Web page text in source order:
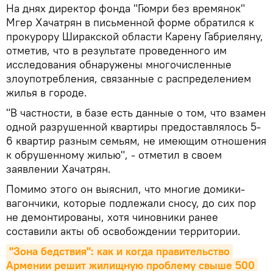
На днях директор фонда "Гюмри без времянок"
Мгер Хачатрян в письменной форме обратился к
прокурору Ширакской области Карену Габриеляну,
отметив, что в результате проведенного им
исследования обнаружены многочисленные
злоупотребления, связанные с распределением
жилья в городе.
"В частности, в базе есть данные о том, что взамен
одной разрушенной квартиры предоставлялось 5-
6 квартир разным семьям, не имеющим отношения
к обрушенному жилью", - отметил в своем
заявлении Хачатрян.
Помимо этого он выяснил, что многие домики-
вагончики, которые подлежали сносу, до сих пор
не демонтированы, хотя чиновники ранее
составили акты об освобождении территории.
"Зона бедствия": как и когда правительство
Армении решит жилищную проблему свыше 500